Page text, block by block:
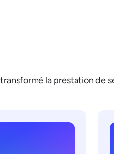
la prestation de